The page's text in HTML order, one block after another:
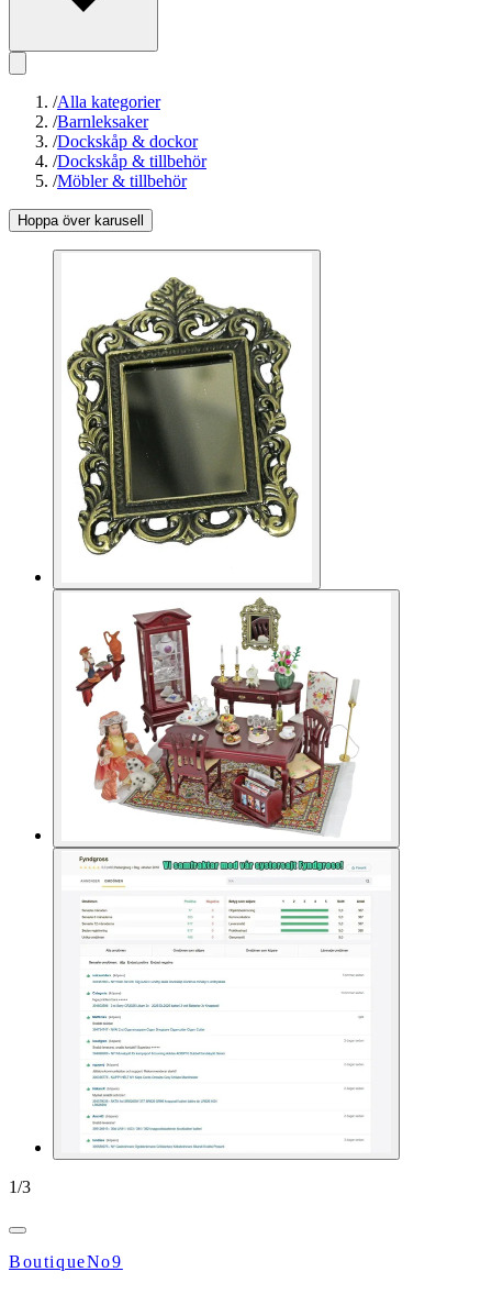
/Alla kategorier
/Barnleksaker
/Dockskåp & dockor
/Dockskåp & tillbehör
/Möbler & tillbehör
Hoppa över karusell
1/3
BoutiqueNo9